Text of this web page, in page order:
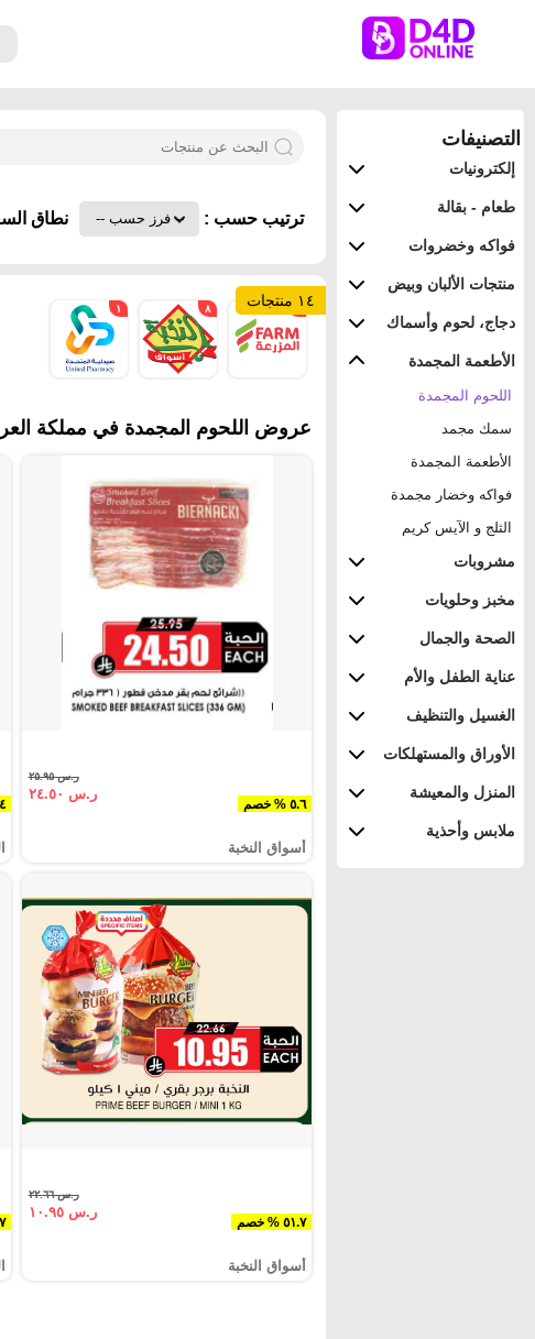
التصنيفات
إلكترونيات
طعام - بقالة
فواكه وخضروات
منتجات الألبان وبيض
دجاج، لحوم وأسماك
الأطعمة المجمدة
اللحوم المجمدة
سمك مجمد
الأطعمة المجمدة
فواكه وخضار مجمدة
الثلج و الآيس كريم
مشروبات
مخبز وحلويات
الصحة والجمال
عناية الطفل والأم
الغسيل والتنظيف
الأوراق والمستهلكات
المنزل والمعيشة
ملابس وأحذية
ترتيب حسب : نطاق
١٤ منتجات ٨ ١
عروض اللحوم المجمدة في مملكة
٥.٦ % خصم
ر.س ٢٥.٩٥
ر.س ٢٤.٥٠
أسواق النخبة
٥١.٧ % خصم
ر.س ٢٢.٦٦
ر.س ١٠.٩٥
أسواق النخبة